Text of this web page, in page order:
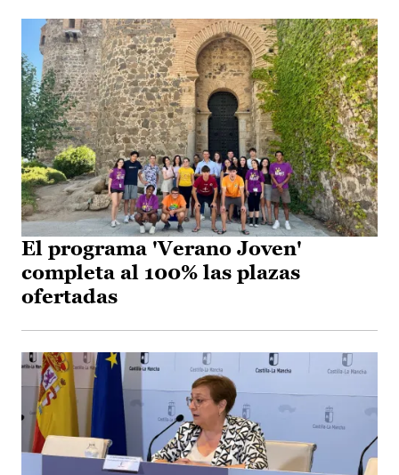
El programa 'Verano Joven'
completa al 100% las plazas
ofertadas